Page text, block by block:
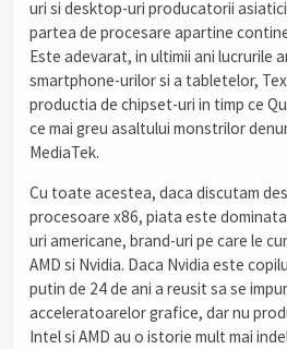
uri si desktop-uri producatorii
partea de procesare apartine
Este adevarat, in ultimii ani lucrurile
smartphone-urilor si a tabletelor,
productia de chipset-uri in timp ce
ce mai greu asaltului monstrilor
MediaTek.
Cu toate acestea, daca discutam
procesoare x86, piata este
uri americane, brand-uri pe care le
AMD si Nvidia. Daca Nvidia este
putin de 24 de ani a reusit sa se
acceleratoarelor grafice, dar nu
Intel si AMD au o istorie mult mai